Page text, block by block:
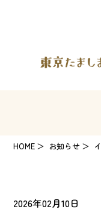
HOME お知らせ
2026年02月10日